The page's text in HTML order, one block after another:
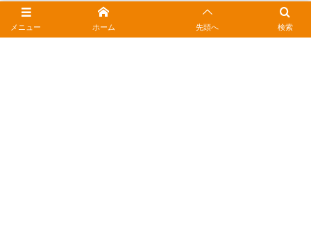
メニュー 検索
ホーム 先頭へ